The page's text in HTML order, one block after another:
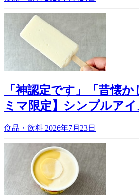
「神認定です」「昔懐
ミマ限定】シンプルアイ
食品・飲料 2026年7月23日